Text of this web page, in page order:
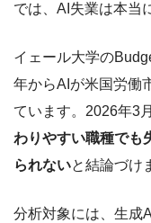
では、AI失業は本当
イェール大学の
年からAIが米国労働
ています。2026年3
わりやすい職種でも
られないと結論づけ
分析対象には、生成